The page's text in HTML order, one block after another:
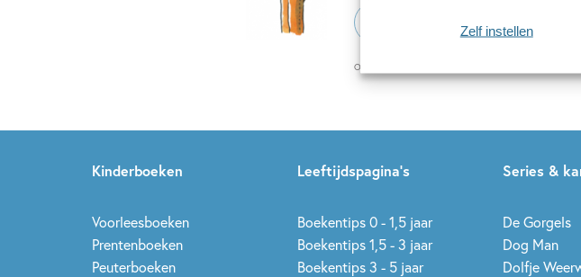
Zelf instellen
E-
mailadres
Op onze nieuwsbrieven is het
Kinderboeken
Voorleesboeken
Prentenboeken
Peuterboeken
Leeftijdspagina’s
Boekentips 0 - 1,5 jaar
Boekentips 1,5 - 3 jaar
Boekentips 3 - 5 jaar
Series &
De Gorgels
Dog Man
Dolfje